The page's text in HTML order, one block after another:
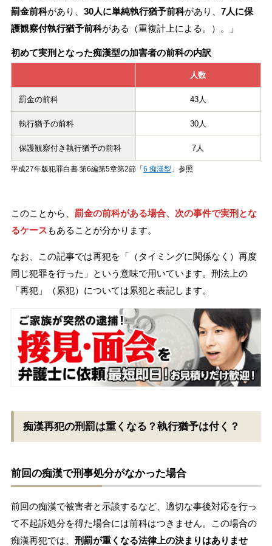
罰金前科があり、 30人に単純執行猶予前科があり、 7人に保
護観察付執行猶予前科がある（重複計上による。）。」
初めて実刑となった痴漢型の加害者の前科の内訳
人数
罰金の前科 43人
執行猶予の前科 30人
保護観察付き執行猶予の前科 7人
平成27年版犯罪白書 第6編第5章第2節「6 痴漢型 」参照
このことから、 罰金の前科がある場合、次の事件で実刑とな
るケースもあることが分かります。
なお、この記事では再犯を「（タイミングに関係なく）再度
同じ犯罪を行った」という意味で用いています。刑法上の
「再犯」（累犯）については累犯と表記します。
痴漢再犯の刑罰は重くなる？執行猶予は付く？
前回の痴漢で刑事処分がなかった場合
前回の痴漢で被害者と示談するなど、適切な事後対応を行っ
て不起訴処分を得た場合には前科はつきません。この場合の
痴漢再犯では、 刑罰が重くなる法律上の決まりはありませ